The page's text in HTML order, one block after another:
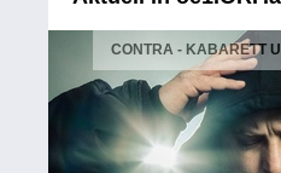
*
*
*
*
*
CONTRA - KABARETT